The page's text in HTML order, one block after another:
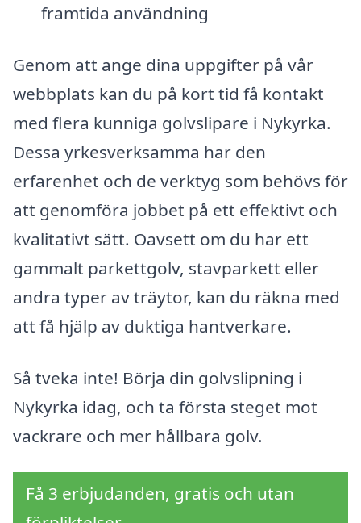
framtida användning
Genom att ange dina uppgifter på vår
webbplats kan du på kort tid få kontakt
med flera kunniga golvslipare i Nykyrka.
Dessa yrkesverksamma har den
erfarenhet och de verktyg som behövs för
att genomföra jobbet på ett effektivt och
kvalitativt sätt. Oavsett om du har ett
gammalt parkettgolv, stavparkett eller
andra typer av träytor, kan du räkna med
att få hjälp av duktiga hantverkare.
Så tveka inte! Börja din golvslipning i
Nykyrka idag, och ta första steget mot
vackrare och mer hållbara golv.
Få 3 erbjudanden, gratis och utan